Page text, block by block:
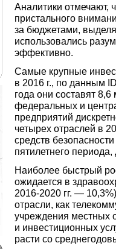
Аналитики отмечают,
пристального
за бюджетами,
использовались
эффективно.
Самые крупные
в 2016 г., по данным
года они составят
федеральных и
предприятий
четырех отраслей в
средств
пятилетнего периода,
Наиболее быстрый
ожидается в
2016-2020 гг. —
отрасли, как
учреждения местных
и инвестиционных
расти со